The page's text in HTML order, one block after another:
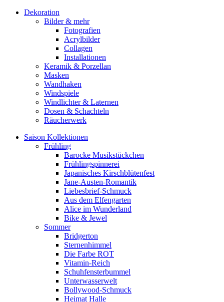
Dekoration
Bilder & mehr
Fotografien
Acrylbilder
Collagen
Installationen
Keramik & Porzellan
Masken
Wandhaken
Windspiele
Windlichter & Laternen
Dosen & Schachteln
Räucherwerk
Saison Kollektionen
Frühling
Barocke Musikstückchen
Frühlingspinnerei
Japanisches Kirschblütenfest
Jane-Austen-Romantik
Liebesbrief-Schmuck
Aus dem Elfengarten
Alice im Wunderland
Bike & Jewel
Sommer
Bridgerton
Sternenhimmel
Die Farbe ROT
Vitamin-Reich
Schuhfensterbummel
Unterwasserwelt
Bollywood-Schmuck
Heimat Halle